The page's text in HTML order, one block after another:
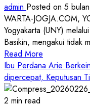
Anak
di
bawah
Umur,
FKGR
Desak
Polres
Gunungkidul
admin Posted on 5
WARTA-JOGJA.COM,
Yogyakarta (UNY)
Basikin, mengakui tidak
Read More
more
about
UNY
Ibu Perdana Arie
dipercepat, Keputusan
2 min read